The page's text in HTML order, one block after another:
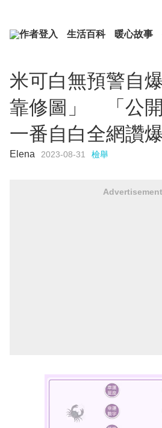
作者登入 生活百科 暖心故事
米可白無預警自
靠修圖」 「公開
一番自白全網讚
Elena 2023-08-31 檢舉